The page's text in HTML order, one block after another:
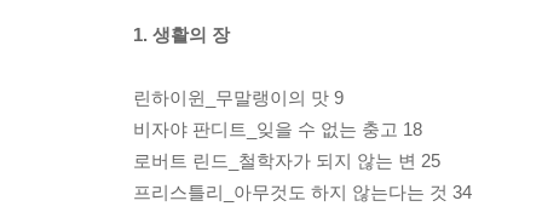
1. 생활의 장
린하이윈_무말랭이의 맛 9
비자야 판디트_잊을 수 없는 충고 18
로버트 린드_철학자가 되지 않는 변 25
프리스틀리_아무것도 하지 않는다는 것 34